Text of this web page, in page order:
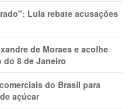
Lula rebate acusações
de Moraes e acolhe
do 8 de Janeiro
do Brasil para
açúcar